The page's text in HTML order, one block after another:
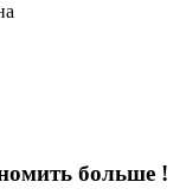
больше !